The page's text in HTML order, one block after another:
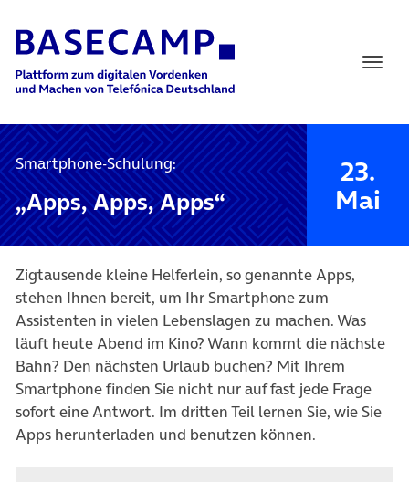
Main Navigation
Smartphone-Schulung:
„Apps, Apps, Apps“
23.
Mai
Zigtausende kleine Helferlein, so genannte Apps,
stehen Ihnen bereit, um Ihr Smartphone zum
Assistenten in vielen Lebenslagen zu machen. Was
läuft heute Abend im Kino? Wann kommt die nächste
Bahn? Den nächsten Urlaub buchen? Mit Ihrem
Smartphone finden Sie nicht nur auf fast jede Frage
sofort eine Antwort. Im dritten Teil lernen Sie, wie Sie
Apps herunterladen und benutzen können.